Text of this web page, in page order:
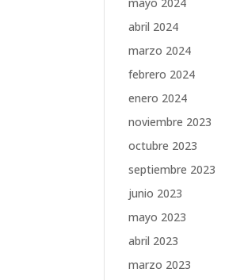
abril 2024
marzo 2024
febrero 2024
enero 2024
noviembre 2023
octubre 2023
septiembre 2023
junio 2023
mayo 2023
abril 2023
marzo 2023